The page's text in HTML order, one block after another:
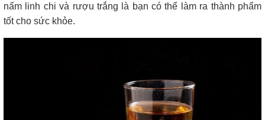
nấm linh chi và rượu trắng là bạn có thể làm ra thành phẩm
tốt cho sức khỏe.